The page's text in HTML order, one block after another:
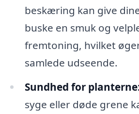
beskæring kan give
buske en smuk og
fremtoning, hvilket
samlede udseende.
Sundhed for
syge eller døde grene